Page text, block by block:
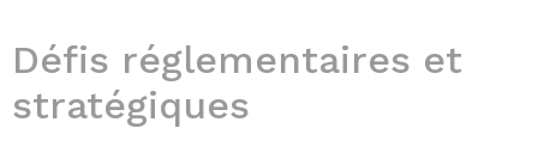
Défis réglementaires et
stratégiques